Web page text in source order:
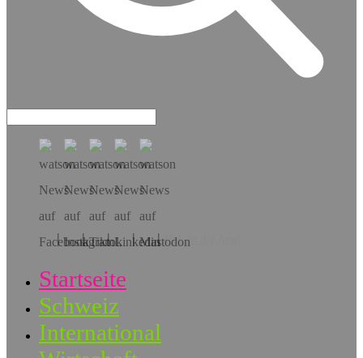
Hol dir die App!
Startseite
Schweiz
International